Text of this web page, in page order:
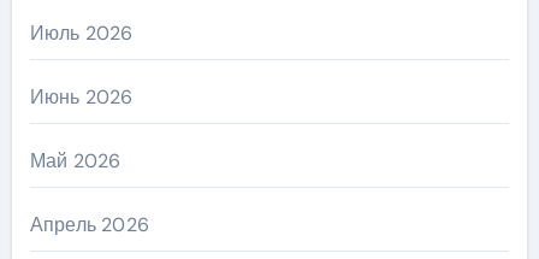
Июль 2026
Июнь 2026
Май 2026
Апрель 2026